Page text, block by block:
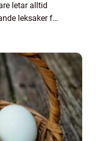
letar alltid
leksaker för